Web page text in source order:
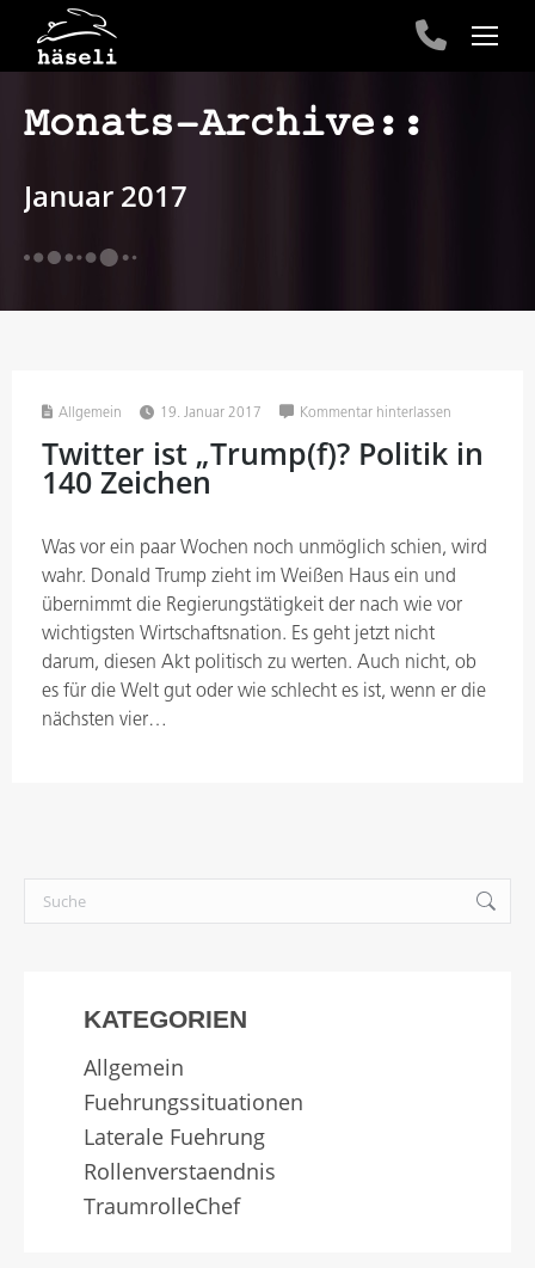
Monats-Archive::
Januar 2017
Allgemein 19. Januar 2017 Kommentar hinterlassen
Twitter ist „Trump(f)? Politik in
140 Zeichen
Was vor ein paar Wochen noch unmöglich schien, wird
wahr. Donald Trump zieht im Weißen Haus ein und
übernimmt die Regierungstätigkeit der nach wie vor
wichtigsten Wirtschaftsnation. Es geht jetzt nicht
darum, diesen Akt politisch zu werten. Auch nicht, ob
es für die Welt gut oder wie schlecht es ist, wenn er die
nächsten vier…
Search:
KATEGORIEN
Allgemein
Fuehrungssituationen
Laterale Fuehrung
Rollenverstaendnis
TraumrolleChef